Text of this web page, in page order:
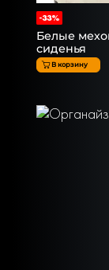
-33%
Белые
сиденья
В корзину